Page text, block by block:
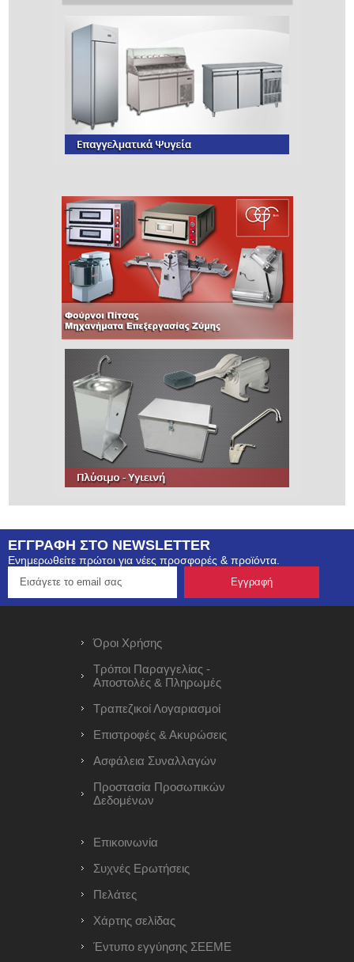
ΕΓΓΡΑΦΗ ΣΤΟ NEWSLETTER
Ενημερωθείτε πρώτοι για νέες προσφορές & προϊόντα.
Όροι Χρήσης
Τρόποι Παραγγελίας -
Αποστολές & Πληρωμές
Τραπεζικοί Λογαριασμοί
Επιστροφές & Ακυρώσεις
Ασφάλεια Συναλλαγών
Προστασία Προσωπικών
Δεδομένων
Επικοινωνία
Συχνές Ερωτήσεις
Πελάτες
Χάρτης σελίδας
Έντυπο εγγύησης ΣΕΕΜΕ